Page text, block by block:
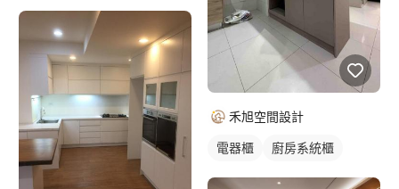
禾旭空間設計
電器櫃 廚房系統櫃